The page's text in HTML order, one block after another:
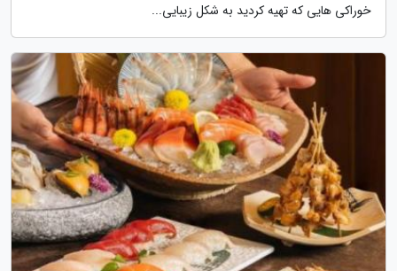
خوراکی هایی که تهیه کردید به شکل زیبایی...